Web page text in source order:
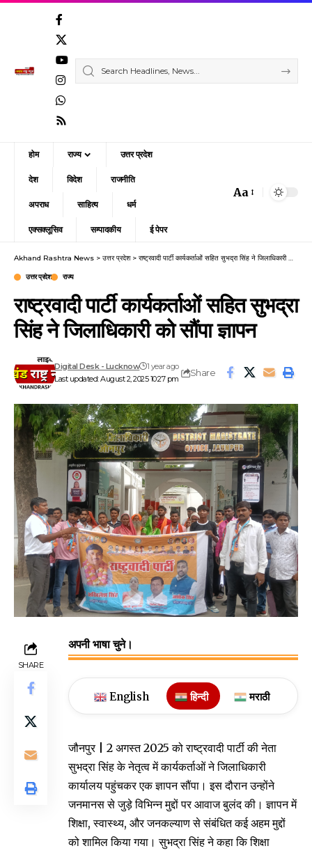
होम राज्य उत्तर प्रदेश
देश विदेश राजनीति
अपराध साहित्य धर्म
एक्सक्लूसिव सम्पादकीय ई पेपर
Font
Aa
Akhand Rashtra News > उत्तर प्रदेश> राष्ट्रवादी पार्टी कार्यकर्ताओं सहित सुभद्रा सिंह ने जिलाधिकारी को सौंपा ज्ञापन
उत्तर प्रदेश राज्य
राष्ट्रवादी पार्टी कार्यकर्ताओं सहित सुभद्रा
सिंह ने जिलाधिकारी को सौंपा ज्ञापन
Last updated: August 2, 2025 10:27 pm
Digital Desk - Lucknow 1 year ago
Share
SHARE
अपनी भाषा चुने।
English हिन्दी मराठी
जौनपुर | 2 अगस्त 2025 को राष्ट्रवादी पार्टी की नेता
सुभद्रा सिंह के नेतृत्व में कार्यकर्ताओं ने जिलाधिकारी
कार्यालय पहुंचकर एक ज्ञापन सौंपा। इस दौरान उन्होंने
जनमानस से जुड़े विभिन्न मुद्दों पर आवाज बुलंद की। ज्ञापन में
शिक्षा, स्वास्थ्य, और जनकल्याण से संबंधित कई अहम मुद्दों
को शामिल किया गया। सुभद्रा सिंह ने कहा कि शिक्षा